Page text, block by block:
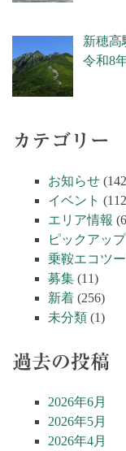
新穂
令和8
カテゴリー
お知らせ
イベント
エリア情報
ピックアップ
乗鞍エコツ
募集 (11)
新着 (256)
未分類 (1)
過去の投稿
2026年6月
2026年5月
2026年4月